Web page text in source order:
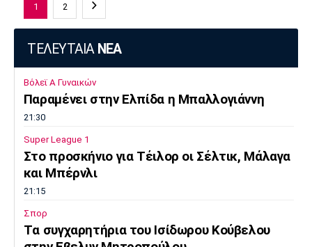
1 2
ΤΕΛΕΥΤΑΙΑ ΝΕΑ
Βόλεϊ Α Γυναικών
Παραμένει στην Ελπίδα η Μπαλλογιάννη
21:30
Super League 1
Στο προσκήνιο για Τέιλορ οι Σέλτικ, Μάλαγα
και Μπέρνλι
21:15
Σπορ
Tα συγχαρητήρια του Ισίδωρου Κούβελου